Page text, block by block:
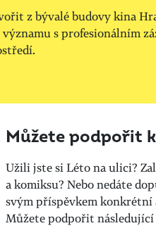
z bývalé budovy kina
s profesionálním
Můžete podpořit
Užili jste si Léto na ulici?
a komiksu? Nebo nedáte
svým příspěvkem konkrétní
Můžete podpořit